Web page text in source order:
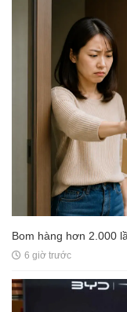
Bom hàng hơn 2.000
6 giờ trước